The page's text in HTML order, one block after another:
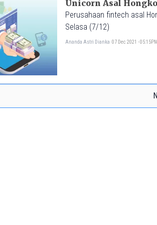
Unicorn Asal
Perusahaan fintech asal
Selasa (7/12)
Ananda Astri Dianka 07 Dec 2021 - 05:15PM